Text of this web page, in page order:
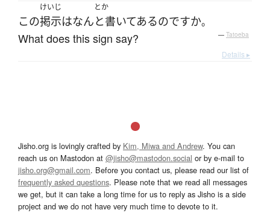
この
けいじ
掲示はなん
とか
と書いてあるのですか。
What does this sign say? — Tatoeba
Details ▸
Jisho.org is lovingly crafted by Kim, Miwa and Andrew. You can
reach us on Mastodon at @jisho@mastodon.social or by e-mail to
jisho.org@gmail.com. Before you contact us, please read our list of
frequently asked questions. Please note that we read all messages
we get, but it can take a long time for us to reply as Jisho is a side
project and we do not have very much time to devote to it.